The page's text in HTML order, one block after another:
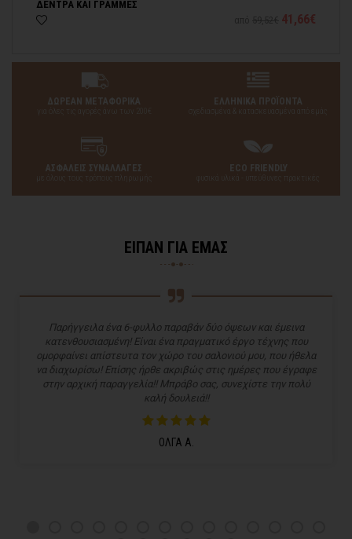
ΔΕΝΤΡΑ ΚΑΙ ΓΡΑΜΜΕΣ
41,66€
ΔΩΡΕΑΝ ΜΕΤΑΦΟΡΙΚΑ
για όλες τις αγορές άνω των 200€
ΕΛΛΗΝΙΚΑ ΠΡΟΪΟΝΤΑ
σχεδιασμένα & κατασκευασμένα από εμάς
ΑΣΦΑΛΕΙΣ ΣΥΝΑΛΛΑΓΕΣ
με όλους τους τρόπους πληρωμής
ECO FRIENDLY
φυσικά υλικά - υπεύθυνες πρακτικές
ΕΙΠΑΝ ΓΙΑ ΕΜΑΣ
Παρήγγειλα ένα 6-φυλλο παραβάν δύο όψεων και έμεινα
κατενθουσιασμένη! Είναι ένα πραγματικό έργο τέχνης που
ομορφαίνει απίστευτα τον χώρο του σαλονιού μου, που ήθελα
να διαχωρίσω! Επίσης ήρθε ακριβώς στις ημέρες που έγραφε
στην αρχική παραγγελία!! Μπράβο σας, συνεχίστε την πολύ
καλή δουλειά!!
ΟΛΓΑ Α.